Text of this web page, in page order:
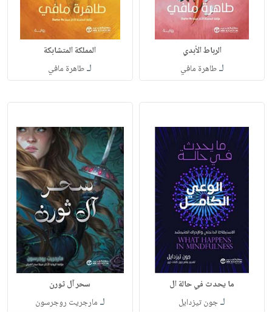
الرباط الأبدي
لـطاهرة مافي
المملكة المتشابكة
لـطاهرة مافي
ما يحدث في حالة ال
لـجون تيزدايل
سحر آل ثورن
لـ مارجريت روجرسون